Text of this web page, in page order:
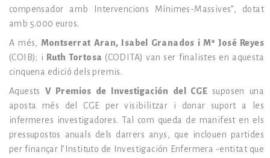
compensador amb Intervencions Mínimes-Massives”, dotat
amb 5.000 euros.
A més, Montserrat Aran, Isabel Granados i Mª José Reyes
(COIB); i Ruth Tortosa (CODITA) van ser finalistes en aquesta
cinquena edició dels premis.
Aquests V Premios de Investigación del CGE suposen una
aposta més del CGE per visibilitzar i donar suport a les
infermeres investigadores. Tal com queda de manifest en els
pressupostos anuals dels darrers anys, que inclouen partides
per finançar l’Instituto de Investigación Enfermera -entitat que